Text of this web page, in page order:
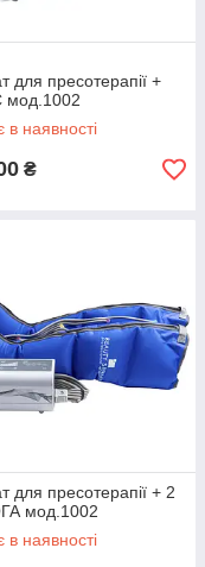
для пресотерапії +
в наявності
₴
для пресотерапії + 2
мод.1002
в наявності